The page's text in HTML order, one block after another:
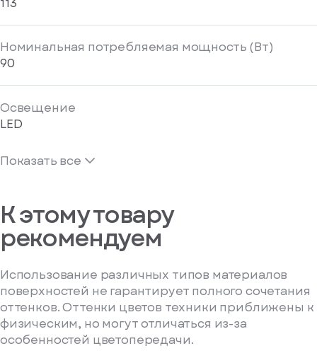
Номинальная потребляемая мощность (Вт)
90
Освещение
LED
Показать все
К этому товару
рекомендуем
Использование различных типов материалов
поверхностей не гарантирует полного сочетания
оттенков. Оттенки цветов техники приближены к
физическим, но могут отличаться из-за
особенностей цветопередачи.